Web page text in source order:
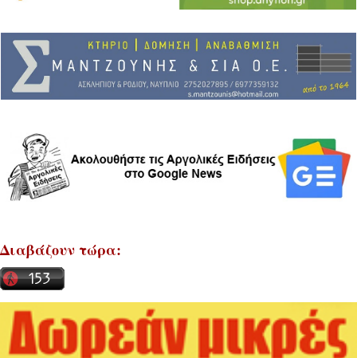
Διαβάζουν τώρα: